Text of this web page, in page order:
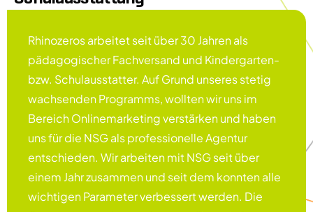
Rhinozeros arbeitet seit über 30 Jahren als
pädagogischer Fachversand und Kindergarten-
bzw. Schulausstatter. Auf Grund unseres stetig
wachsenden Programms, wollten wir uns im
Bereich Onlinemarketing verstärken und haben
uns für die NSG als professionelle Agentur
entschieden. Wir arbeiten mit NSG seit über
einem Jahr zusammen und seit dem konnten alle
wichtigen Parameter verbessert werden. Die